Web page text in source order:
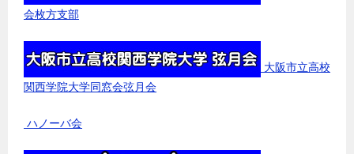
会枚方支部
大阪市立高校
関西学院大学同窓会弦月会
ハノーバ会